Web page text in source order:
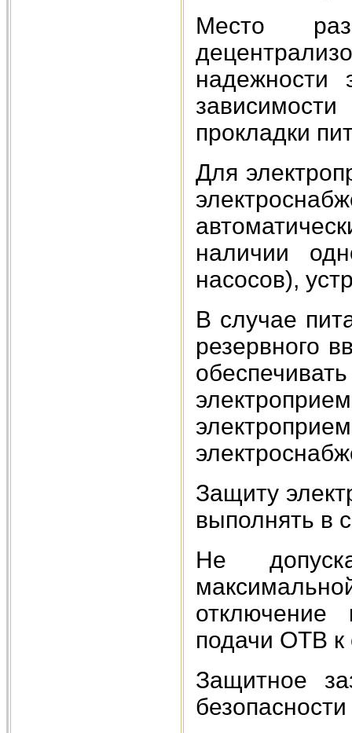
Место
надежности
прокладки
Для
наличии
насосов),
В случае
резервного
Защиту
выполнять в
Не
отключение
подачи ОТВ к
Защитное